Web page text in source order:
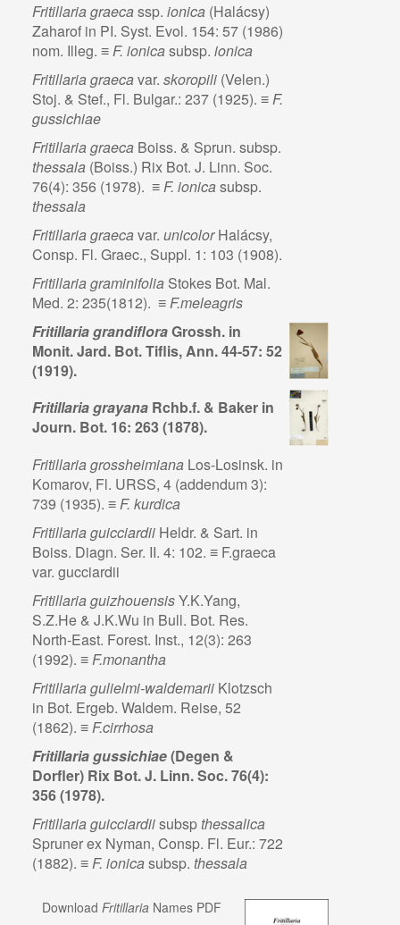
Fritillaria graecassp. ionica (Halácsy)
Zaharof in PI. Syst. Evol. 154: 57 (1986)
nom. Illeg. ≡F. ionicasubsp. ionica
Fritillaria graecavar. skoropili (Velen.)
Stoj. & Stef., Fl. Bulgar.: 237 (1925). ≡F.
gussichiae
Fritillaria graeca Boiss. & Sprun. subsp.
thessala (Boiss.) Rix Bot. J. Linn. Soc.
76(4): 356 (1978). ≡F. ionicasubsp.
thessala
Fritillaria graecavar. unicolorHalácsy,
Consp. Fl. Graec., Suppl. 1: 103 (1908).
Fritillaria graminifolia Stokes Bot. Mal.
Med. 2: 235(1812). ≡F.meleagris
Fritillaria grandifloraGrossh. in
Monit. Jard. Bot. Tiflis, Ann. 44-57: 52
(1919).
Fritillaria grayana Rchb.f. & Baker in
Journ. Bot. 16: 263 (1878).
Fritillaria grossheimiana Los-Losinsk. in
Komarov, Fl. URSS, 4 (addendum 3):
739 (1935). ≡F. kurdica
Fritillaria guicciardii Heldr. & Sart. in
Boiss. Diagn. Ser. II. 4: 102. ≡ F.graeca
var. gucciardii
Fritillaria guizhouensisY.K.Yang,
S.Z.He & J.K.Wu in Bull. Bot. Res.
North-East. Forest. Inst., 12(3): 263
(1992). ≡F.monantha
Fritillaria gulielmi-waldemarii Klotzsch
in Bot. Ergeb. Waldem. Reise, 52
(1862). ≡F.cirrhosa
Fritillaria gussichiae(Degen &
Dorfler) Rix Bot. J. Linn. Soc. 76(4):
356 (1978).
Fritillaria guicciardiisubspthessalica
Spruner ex Nyman, Consp. Fl. Eur.: 722
(1882). ≡F. ionicasubsp. thessala
Download FritillariaNames PDF